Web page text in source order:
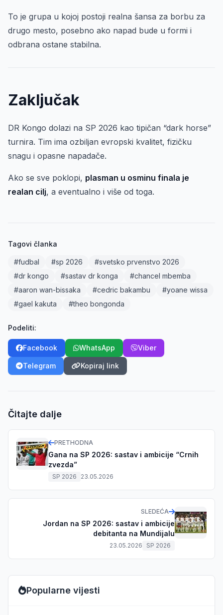
To je grupa u kojoj postoji realna šansa za borbu za
drugo mesto, posebno ako napad bude u formi i
odbrana ostane stabilna.
Zaključak
DR Kongo dolazi na SP 2026 kao tipičan “dark horse”
turnira. Tim ima ozbiljan evropski kvalitet, fizičku
snagu i opasne napadače.
Ako se sve poklopi, plasman u osminu finala je
realan cilj, a eventualno i više od toga.
Tagovi članka
#fudbal #sp 2026
#svetsko prvenstvo 2026
#dr kongo
#sastav dr konga
#chancel mbemba
#aaron wan-bissaka
#cedric bakambu
#yoane wissa
#gael kakuta
#theo bongonda
Podeliti:
Facebook WhatsApp Viber
Telegram Kopiraj link
Čitajte dalje
PRETHODNA
Gana na SP 2026: sastav i ambicije “Crnih
zvezda”
SP 2026 23.05.2026
SLEDEĆA
Jordan na SP 2026: sastav i ambicije
debitanta na Mundijalu
23.05.2026 SP 2026
Popularne vijesti